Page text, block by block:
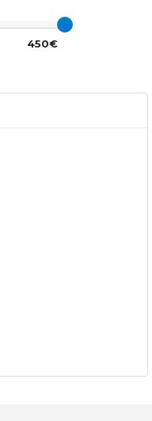
450€